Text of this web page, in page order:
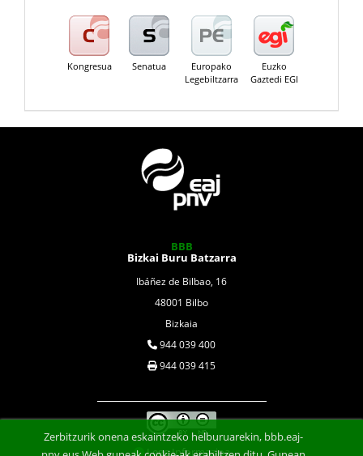
Kongresua Senatua
Europako
Legebiltzarra
Euzko
Gaztedi EGI
BBB
Bizkai Buru Batzarra
Ibáñez de Bilbao, 16
48001 Bilbo
Bizkaia
944 039 400
944 039 415
Lege Informazioa
Zerbitzurik onena eskaintzeko helburuarekin, bbb.eaj-